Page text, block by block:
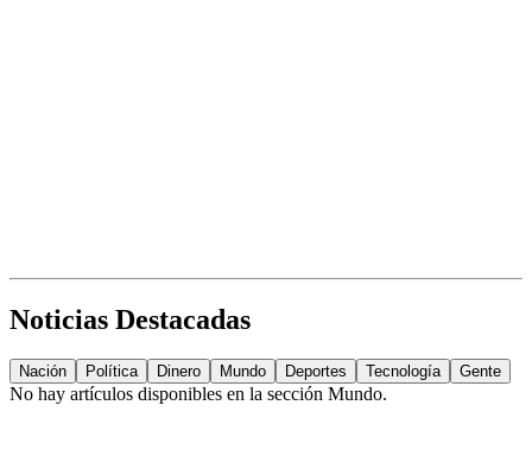
Noticias Destacadas
Nación Política Dinero Mundo Deportes Tecnología Gente
No hay artículos disponibles en la sección Mundo.